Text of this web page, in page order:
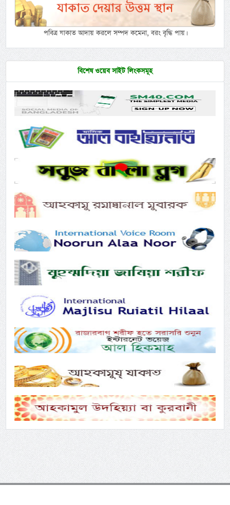
পবিত্র যাকাত আদায় করলে সম্পদ কমেনা, বরং বৃদ্ধি পায়।
বিশেষ ওয়েব সাইট লিংকসমূহ